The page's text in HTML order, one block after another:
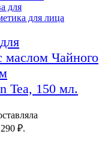
для
для лица
маслом Чайного
Tea, 150 мл.
₽.